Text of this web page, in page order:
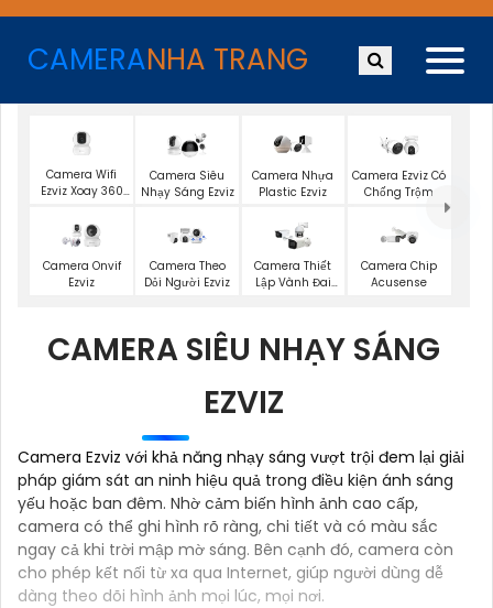
CAMERANHA TRANG
Camera Wifi
Ezviz Xoay 360
Camera Siêu
Nhạy Sáng Ezviz
Camera Nhựa
Plastic Ezviz
Camera Ezviz Có
Chống Trộm
Camera Onvif
Ezviz
Camera Theo
Dỏi Người Ezviz
Camera Thiết
Lập Vành Đai
Camera Chip
Acusense
CAMERA SIÊU NHẠY SÁNG
EZVIZ
Camera Ezviz với khả năng nhạy sáng vượt trội đem lại giải
pháp giám sát an ninh hiệu quả trong điều kiện ánh sáng
yếu hoặc ban đêm. Nhờ cảm biến hình ảnh cao cấp,
camera có thể ghi hình rõ ràng, chi tiết và có màu sắc
ngay cả khi trời mập mờ sáng. Bên cạnh đó, camera còn
cho phép kết nối từ xa qua Internet, giúp người dùng dễ
dàng theo dõi hình ảnh mọi lúc, mọi nơi.